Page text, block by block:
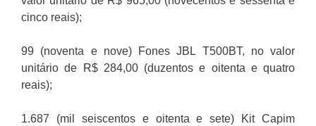
cinco reais);
99 (noventa e nove) Fones JBL T500BT, no valor
unitário de R$ 284,00 (duzentos e oitenta e quatro
reais);
1.687 (mil seiscentos e oitenta e sete) Kit Capim